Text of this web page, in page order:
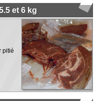
et 6 kg
pitié